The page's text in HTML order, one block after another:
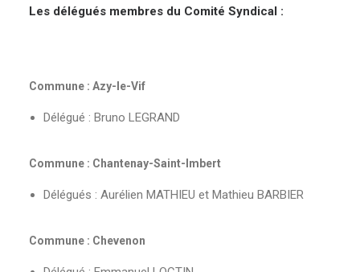
Les délégués membres du Comité Syndical :
Commune : Azy-le-Vif
Délégué : Bruno LEGRAND
Commune : Chantenay-Saint-Imbert
Délégués : Aurélien MATHIEU et Mathieu BARBIER
Commune : Chevenon